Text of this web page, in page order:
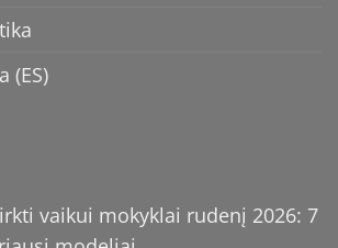
(ES)
vaikui mokyklai rudenį 2026: 7